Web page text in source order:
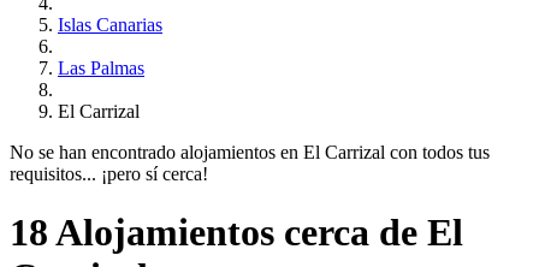
Islas Canarias
Las Palmas
El Carrizal
No se han encontrado alojamientos en El Carrizal con todos tus
requisitos... ¡pero sí cerca!
18 Alojamientos cerca de El